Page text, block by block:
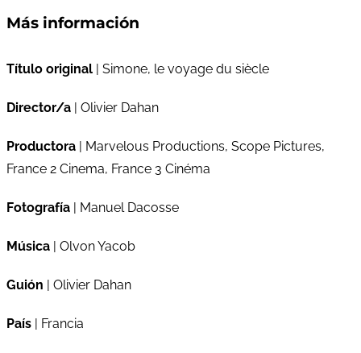
Más información
Título original | Simone, le voyage du siècle
Director/a | Olivier Dahan
Productora | Marvelous Productions, Scope Pictures,
France 2 Cinema, France 3 Cinéma
Fotografía | Manuel Dacosse
Música | Olvon Yacob
Guión | Olivier Dahan
País | Francia